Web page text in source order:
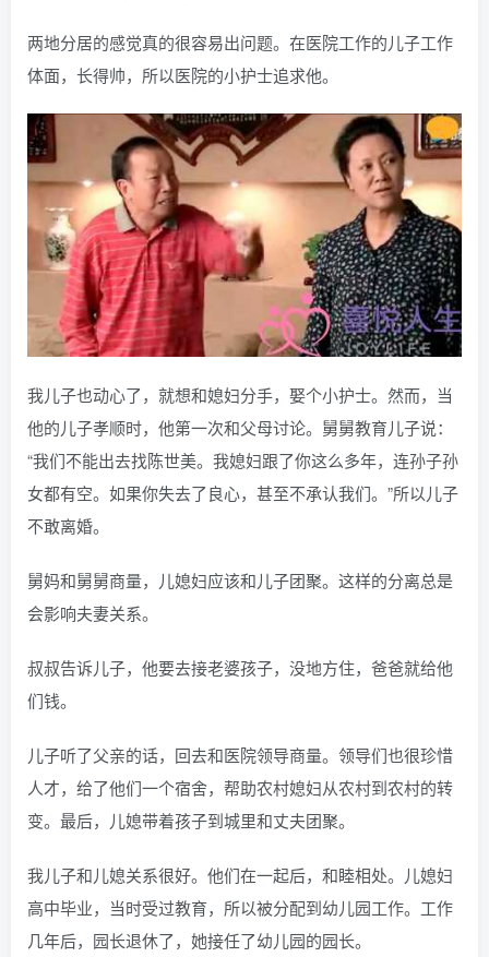
两地分居的感觉真的很容易出问题。在医院工作的儿子工作
体面，长得帅，所以医院的小护士追求他。
我儿子也动心了，就想和媳妇分手，娶个小护士。然而，当
他的儿子孝顺时，他第一次和父母讨论。舅舅教育儿子说：
“我们不能出去找陈世美。我媳妇跟了你这么多年，连孙子孙
女都有空。如果你失去了良心，甚至不承认我们。”所以儿子
不敢离婚。
舅妈和舅舅商量，儿媳妇应该和儿子团聚。这样的分离总是
会影响夫妻关系。
叔叔告诉儿子，他要去接老婆孩子，没地方住，爸爸就给他
们钱。
儿子听了父亲的话，回去和医院领导商量。领导们也很珍惜
人才，给了他们一个宿舍，帮助农村媳妇从农村到农村的转
变。最后，儿媳带着孩子到城里和丈夫团聚。
我儿子和儿媳关系很好。他们在一起后，和睦相处。儿媳妇
高中毕业，当时受过教育，所以被分配到幼儿园工作。工作
几年后，园长退休了，她接任了幼儿园的园长。